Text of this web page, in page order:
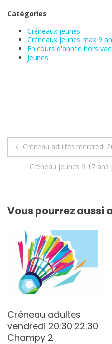
Catégories
Créneaux jeunes
Créneaux jeunes max 9
En cours d'année hors
Jeunes
Navigation
Créneau adultes mercredi
Créneau jeunes 9 17 ans
Vous pourrez aussi
Créneau adultes
vendredi 20:30 22:30
Champy 2